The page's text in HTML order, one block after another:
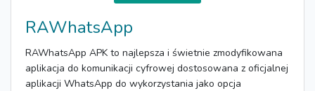
RAWhatsApp
RAWhatsApp APK to najlepsza i świetnie zmodyfikowana
aplikacja do komunikacji cyfrowej dostosowana z oficjalnej
aplikacji WhatsApp do wykorzystania jako opcja